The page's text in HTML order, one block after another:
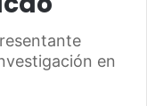
en